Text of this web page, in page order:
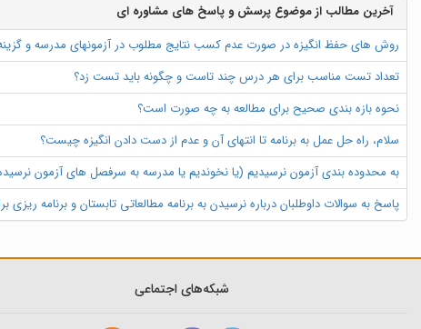
آخرین مطالب از موضوع پرسش و پاسخ های مشاوره ای
روش های حفظ انگیزه در صورت عدم کسب نتایج مطلوب در آزمونهای مدرسه و
تعداد تست مناسب برای هر درس چند تاست و چگونه باید تست زد؟
نحوه بازه بندی صحیح برای مطالعه به چه صورت است؟
سلام، راه حل عمل به برنامه تا انتهای آن و عدم از دست دادن انگیزه چیست؟
به محدوده بندی آزمون نرسیدیم (یا نخوندیم یا مدرسه به سرفصل های آزمون
پاسخ به سوالات داوطلبان درباره نرسیدن به برنامه مطالعاتی تابستان و برنامه
شبکه‌های اجتماعی